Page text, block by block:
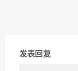
发表回复